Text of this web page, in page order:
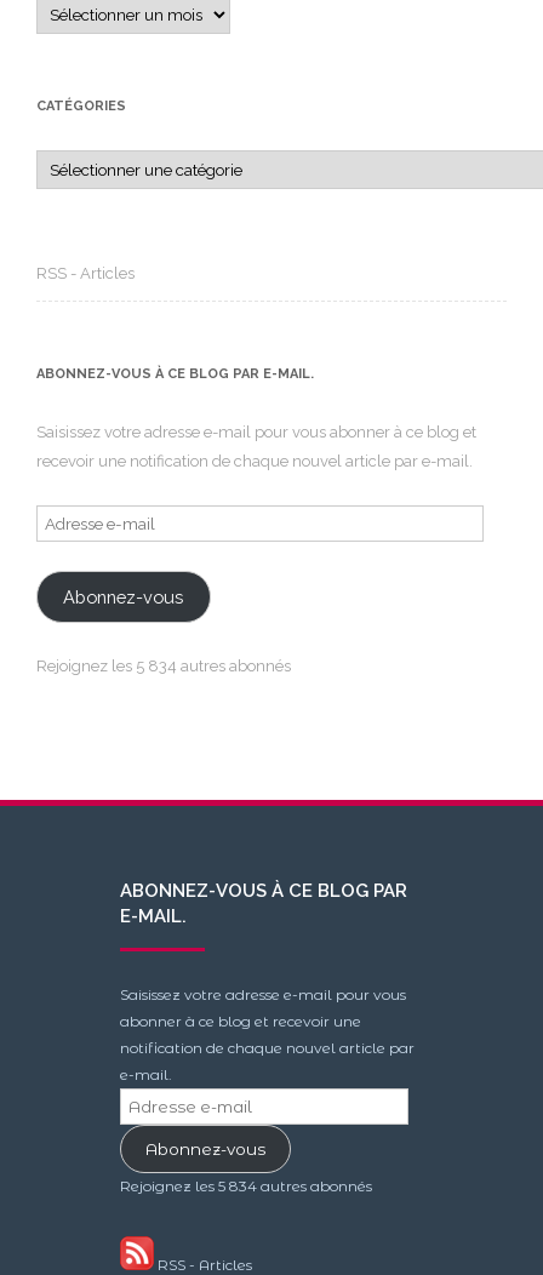
Archives
CATÉGORIES
Catégories
RSS - Articles
ABONNEZ-VOUS À CE BLOG PAR E-MAIL.
Saisissez votre adresse e-mail pour vous abonner à ce blog et
recevoir une notification de chaque nouvel article par e-mail.
Adresse
e-
mail
Abonnez-vous
Rejoignez les 5 834 autres abonnés
ABONNEZ-VOUS À CE BLOG PAR
E-MAIL.
Saisissez votre adresse e-mail pour vous
abonner à ce blog et recevoir une
notification de chaque nouvel article par
e-mail.
Adresse
e-
mailAbonnez-vous
Rejoignez les 5 834 autres abonnés
RSS - Articles